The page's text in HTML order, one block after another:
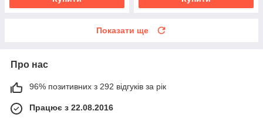
Показати ще
Про нас
96% позитивних з 292 відгуків за рік
Працює з 22.08.2016